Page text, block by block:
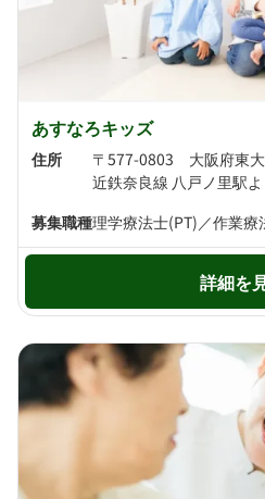
あすなろキッズ
住所
〒577-0803 大阪府東
募集職種理学療法士(PT)／作業療
詳細を